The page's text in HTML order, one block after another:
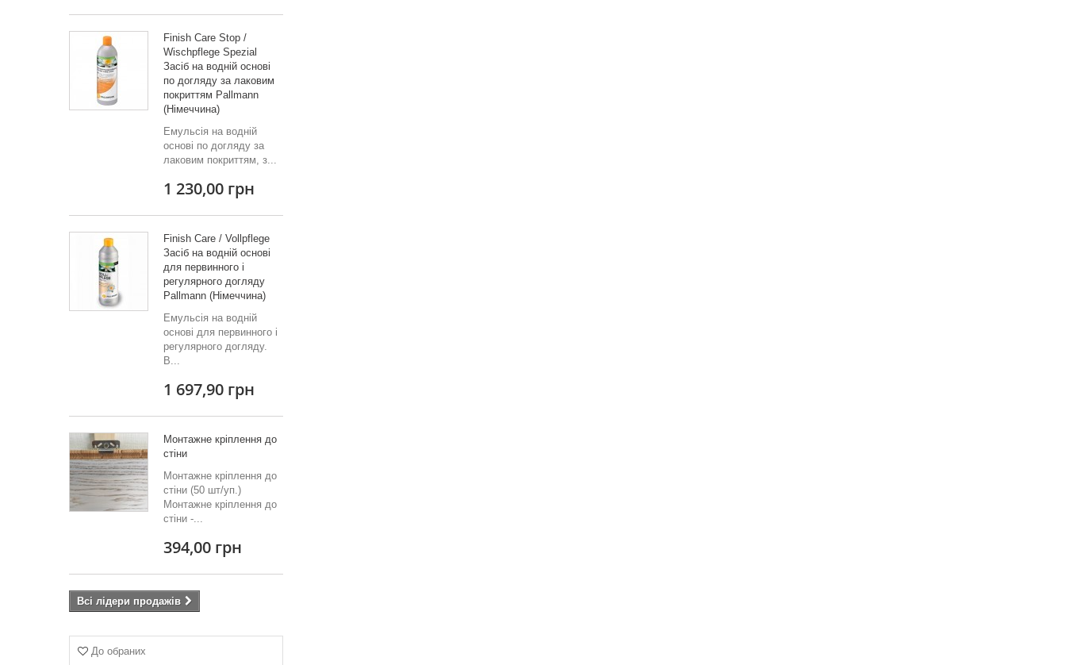
Finish Care Stop /
Wischpflege Spezial
Засіб на водній основі
по догляду за лаковим
покриттям Pallmann
(Німеччина)
Емульсія на водній
основі по догляду за
лаковим покриттям, з...
1 230,00 грн
Finish Care / Vollpflege
Засіб на водній основі
для первинного і
регулярного догляду
Pallmann (Німеччина)
Емульсія на водній
основі для первинного і
регулярного догляду.
В...
1 697,90 грн
Монтажне кріплення до
стіни
Монтажне кріплення до
стіни (50 шт/уп.)
Монтажне кріплення до
стіни -...
394,00 грн
Всі лідери продажів
До обраних